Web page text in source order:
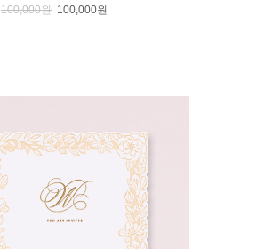
100,000원 100,000원